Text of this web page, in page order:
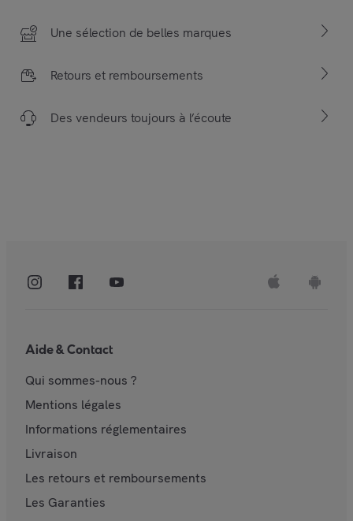
Une sélection de belles marques
Retours et remboursements
Des vendeurs toujours à l’écoute
Aide & Contact
Qui sommes-nous ?
Mentions légales
Informations réglementaires
Livraison
Les retours et remboursements
Les Garanties